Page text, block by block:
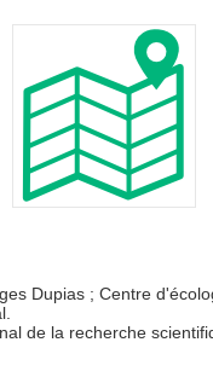
Dupias ; Centre
de la recherche